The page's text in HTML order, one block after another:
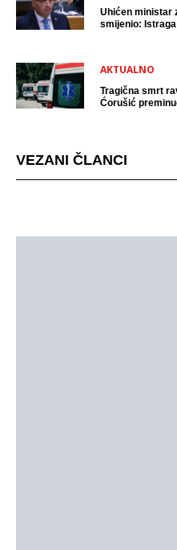
Uhićen ministar
smijenio:
AKTUALNO
Tragična smrt
Ćorušić
VEZANI ČLANCI